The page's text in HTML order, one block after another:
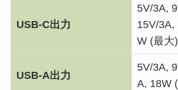
USB-C出力
5V/3A,
15V/3A,
W (最大)
USB-A出力
5V/3A,
A, 18W